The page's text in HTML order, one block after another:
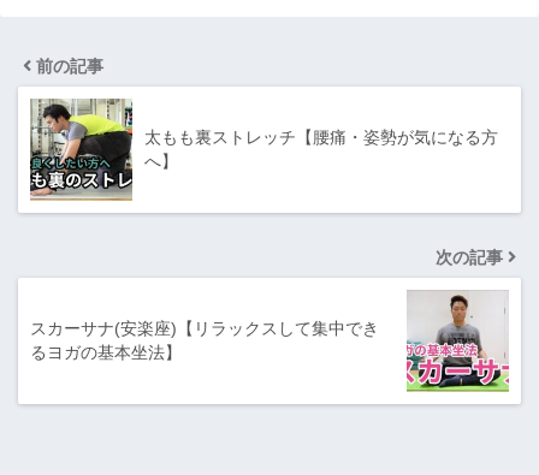
前の記事
太もも裏ストレッチ【腰痛・姿勢が気になる方
へ】
次の記事
スカーサナ(安楽座)【リラックスして集中でき
るヨガの基本坐法】